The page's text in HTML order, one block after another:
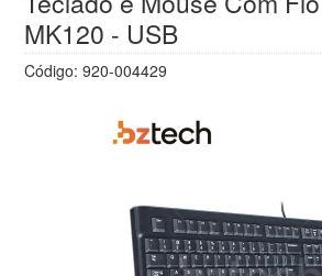
MK120 - USB
Código: 920-004429